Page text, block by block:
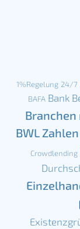
1%Regelung 24/7
BAFA Bank
Branchen
BWL Zahlen
Crowdlending